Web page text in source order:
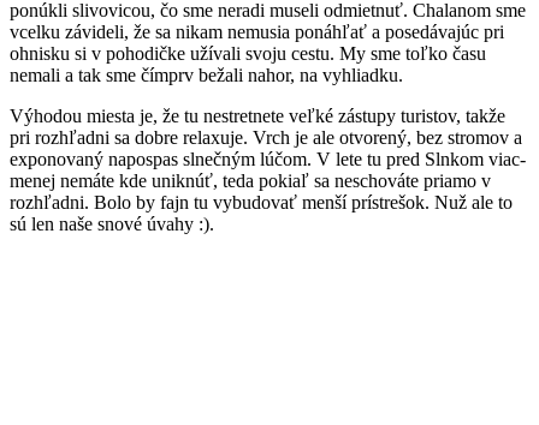
ponúkli slivovicou, čo sme neradi museli odmietnuť. Chalanom sme
vcelku závideli, že sa nikam nemusia ponáhľať a posedávajúc pri
ohnisku si v pohodičke užívali svoju cestu. My sme toľko času
nemali a tak sme čímprv bežali nahor, na vyhliadku.
Výhodou miesta je, že tu nestretnete veľké zástupy turistov, takže
pri rozhľadni sa dobre relaxuje. Vrch je ale otvorený, bez stromov a
exponovaný napospas slnečným lúčom. V lete tu pred Slnkom viac-
menej nemáte kde uniknúť, teda pokiaľ sa neschováte priamo v
rozhľadni. Bolo by fajn tu vybudovať menší prístrešok. Nuž ale to
sú len naše snové úvahy :).